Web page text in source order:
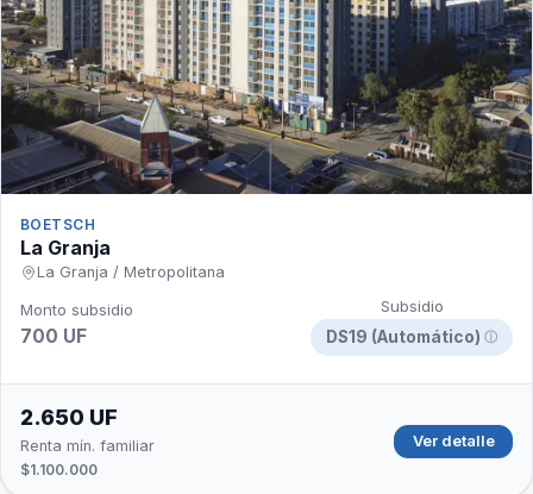
BOETSCH
La Granja
La Granja / Metropolitana
Monto subsidio
700 UF
Subsidio
DS19 (Automático) ⓘ
2.650 UF
Renta mín. familiar
$1.100.000
Ver detalle